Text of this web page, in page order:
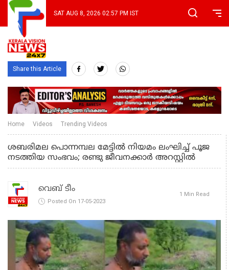
SAT AUG 8, 2026 02:57 PM IST
Share this Article
Home Videos Trending Videos
ശബരിമല പൊന്നമ്പല മേട്ടില്‍ നിയമം ലംഘിച്ച് പൂജ
നടത്തിയ സംഭവം; രണ്ടു ജീവനക്കാര്‍ അറസ്റ്റില്‍
വെബ് ടീം
Posted On 17-05-2023
1 Min Read